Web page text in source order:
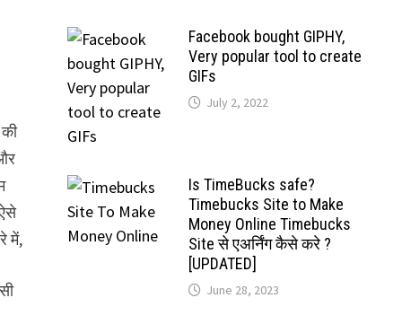
में,
Facebook bought GIPHY,
Very popular tool to create
GIFs
July 2, 2022
Is TimeBucks safe?
Timebucks Site to Make
Money Online Timebucks
Site से एअर्निंग कैसे करे ?
[UPDATED]
June 28, 2023